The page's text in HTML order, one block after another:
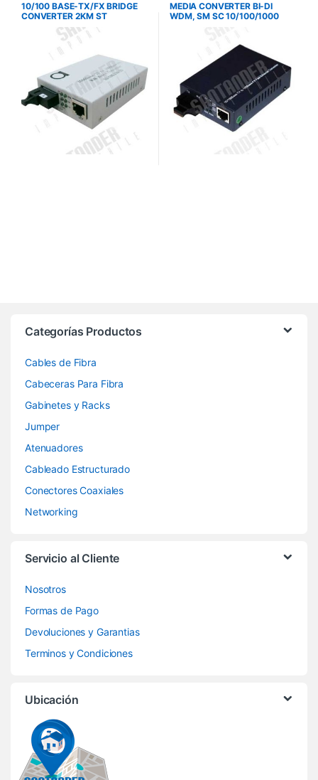
10/100 BASE-TX/FX BRIDGE
CONVERTER 2KM ST
CONNECTOR
(MULTIMODE)AN-UM100-2
MEDIA CONVERTER BI-DI
WDM, SM SC 10/100/1000
Categorías Productos
Cables de Fibra
Cabeceras Para Fibra
Gabinetes y Racks
Jumper
Atenuadores
Cableado Estructurado
Conectores Coaxiales
Networking
Servicio al Cliente
Nosotros
Formas de Pago
Devoluciones y Garantias
Terminos y Condiciones
Ubicación